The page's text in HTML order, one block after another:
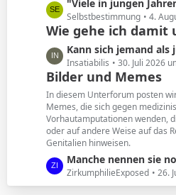
t
r
ä
g
e
L
e
t
z
t
e
B
e
i
t
r
ä
g
e
"Viele in jungen Jahren beschnittene Männer
Selbstbestimmung 4.
Wie gehe ich damit
L
e
t
z
t
e
B
e
i
t
Kann sich jemand als junges Kind/Baby
Insatiabilis 30. Juli 2026
Bilder und Memes
In diesem Unterforum posten
Memes, die sich gegen
Vorhautamputationen wenden,
oder auf andere Weise auf das
Genitalien hinweisen.
L
e
t
Manche nennen sie noch
ZirkumphilieExposed 26.